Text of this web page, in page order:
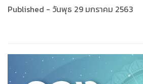
Published - วันพุธ 29 มกราคม 2563